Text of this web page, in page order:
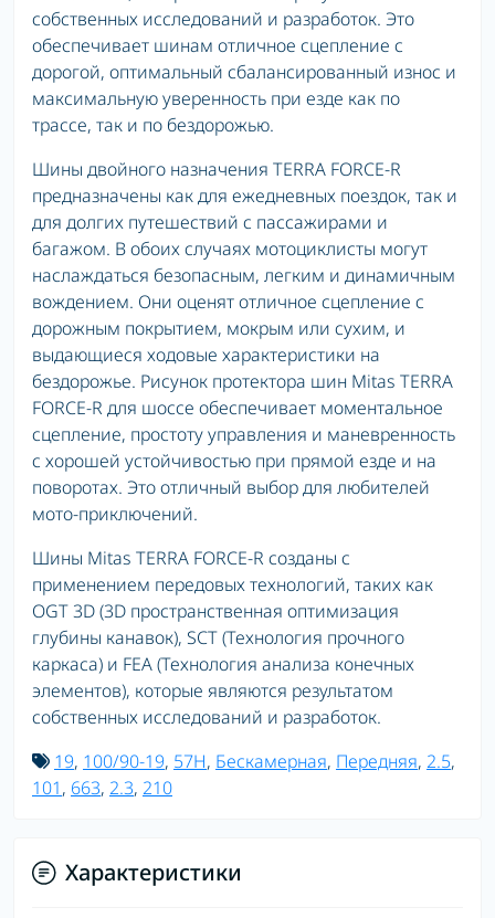
собственных исследований и разработок. Это
обеспечивает шинам отличное сцепление с
дорогой, оптимальный сбалансированный износ и
максимальную уверенность при езде как по
трассе, так и по бездорожью.
Шины двойного назначения TERRA FORCE-R
предназначены как для ежедневных поездок, так и
для долгих путешествий с пассажирами и
багажом. В обоих случаях мотоциклисты могут
наслаждаться безопасным, легким и динамичным
вождением. Они оценят отличное сцепление с
дорожным покрытием, мокрым или сухим, и
выдающиеся ходовые характеристики на
бездорожье. Рисунок протектора шин Mitas TERRA
FORCE-R для шоссе обеспечивает моментальное
сцепление, простоту управления и маневренность
с хорошей устойчивостью при прямой езде и на
поворотах. Это отличный выбор для любителей
мото-приключений.
Шины Mitas TERRA FORCE-R созданы с
применением передовых технологий, таких как
OGT 3D (3D пространственная оптимизация
глубины канавок), SCT (Технология прочного
каркаса) и FEA (Технология анализа конечных
элементов), которые являются результатом
собственных исследований и разработок.
19, 100/90-19, 57H, Бескамерная, Передняя, 2.5,
101, 663, 2.3, 210
Характеристики